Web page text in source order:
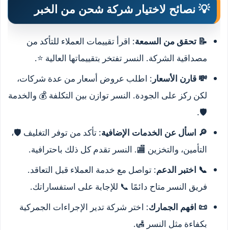
💡 نصائح لاختيار شركة شحن من الخبر
📝 تحقق من السمعة: اقرأ تقييمات العملاء للتأكد من
مصداقية الشركة. النسر تفتخر بتقييماتها العالية ⭐.
💸 قارن الأسعار : اطلب عروض أسعار من عدة شركات،
لكن ركز على الجودة. النسر توازن بين التكلفة 💰 والخدمة
🛡️.
🔎 اسأل عن الخدمات الإضافية: تأكد من توفر التغليف 🛡️،
التأمين، والتخزين 🏬. النسر تقدم كل ذلك باحترافية.
📞 اختبر الدعم: تواصل مع خدمة العملاء قبل التعاقد.
فريق النسر متاح دائمًا 📞 للإجابة على استفساراتك.
📜 افهم الجمارك: اختر شركة تدير الإجراءات الجمركية
بكفاءة مثل النسر 🛃.